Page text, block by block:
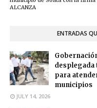
ALCANZA
ENTRADAS
desplegada
para
municipios
JULY 14, 2026